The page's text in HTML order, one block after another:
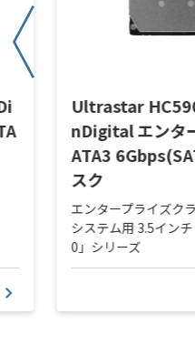
Ultrastar
nDigital エンタ
ATA3
スク
エンタープライズク
システム用 3.5イン
0」シリーズ